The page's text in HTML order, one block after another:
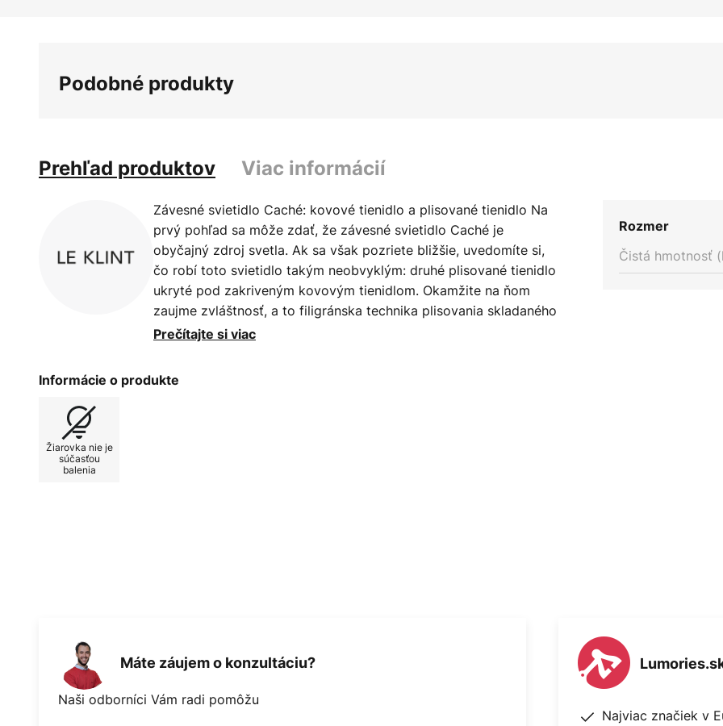
obrázkov
Podobné produkty
Prehľad produktov Viac informácií
Závesné svietidlo Caché: kovové tienidlo a plisované tienidlo Na
prvý pohľad sa môže zdať, že závesné svietidlo Caché je
obyčajný zdroj svetla. Ak sa však pozriete bližšie, uvedomíte si,
čo robí toto svietidlo takým neobvyklým: druhé plisované tienidlo
ukryté pod zakriveným kovovým tienidlom. Okamžite na ňom
zaujme zvláštnosť, a to filigránska technika plisovania skladaného
tienidla, ktorou sa dánsky dizajnér svietidiel Le Klint preslávil v
rokmi a prvý obchod bol otvorený v Kodani v roku 1943, ktorý je
dodnes na rovnakej adrese. Caché - čo v preklade znamená
Prečítajte si viac
Informácie o produkte
Žiarovka nie je
súčasťou
balenia
Rozmer
Čistá hmotnosť
Máte záujem o konzultáciu?
Naši odborníci Vám radi pomôžu
Najviac značiek v